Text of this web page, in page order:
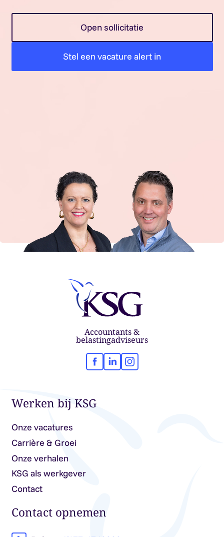
Open sollicitatie
Stel een vacature alert in
Accountants &
belastingadviseurs
Facebook
LinkedInInstagram
Werken bij KSG
Onze vacatures
Carrière & Groei
Onze verhalen
KSG als werkgever
Contact
Contact opnemen